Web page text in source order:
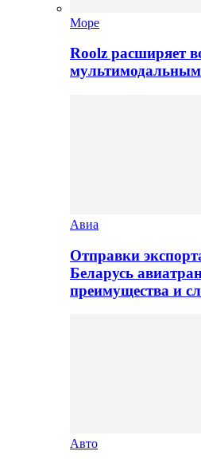
Море
Roolz расширяет
Авиа
Отправки
Беларусь
преимущества и
Авто